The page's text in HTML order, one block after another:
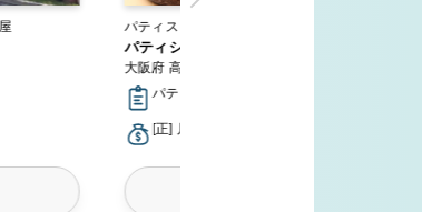
パティスリー・スイーツ・ケーキ屋
パティシエコウタロウ土室店
大阪府 高槻市
パティシエ
[正] 月給20万円〜